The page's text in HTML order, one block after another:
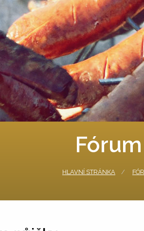
Fórum
HLAVNÍ STRÁNKA